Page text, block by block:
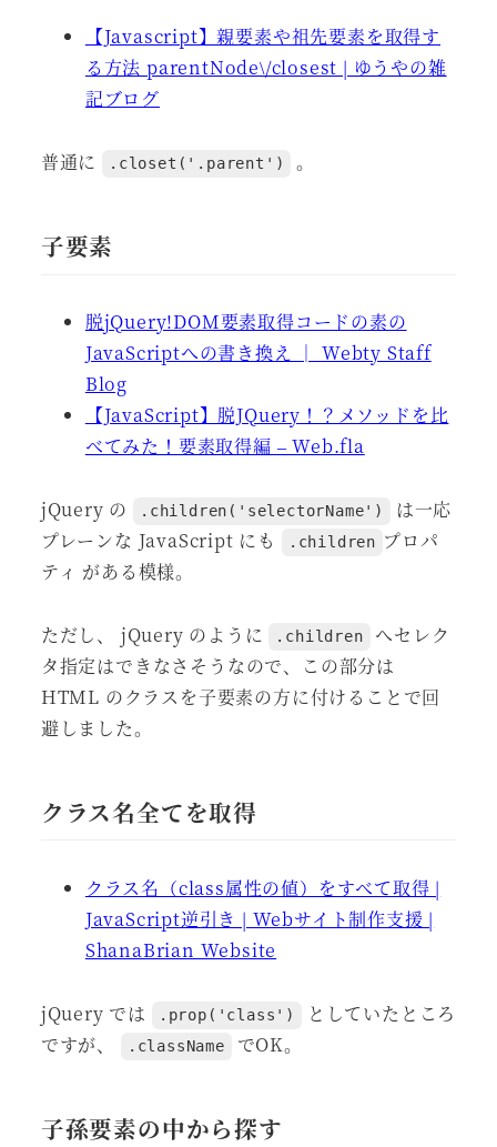
【Javascript】親要素や祖先要素を取得す
る方法 parentNode\/closest | ゆうやの雑
記ブログ
普通に .closet('.parent') 。
子要素
脱jQuery!DOM要素取得コードの素の
JavaScriptへの書き換え │ Webty Staff
Blog
【JavaScript】脱JQuery！？メソッドを比
べてみた！要素取得編 – Web.fla
jQuery の .children('selectorName')
は一応
プレーンな JavaScript にも
.children プロパ
ティ がある模様。
ただし、 jQuery のように .children
へセレク
タ指定はできなさそうなので、この部分は
HTML のクラスを子要素の方に付けることで回
避しました。
クラス名全てを取得
クラス名（class属性の値）をすべて取得 |
JavaScript逆引き | Webサイト制作支援 |
ShanaBrian Website
jQuery では .prop('class')
としていたところ
ですが、
.className でOK。
子孫要素の中から探す